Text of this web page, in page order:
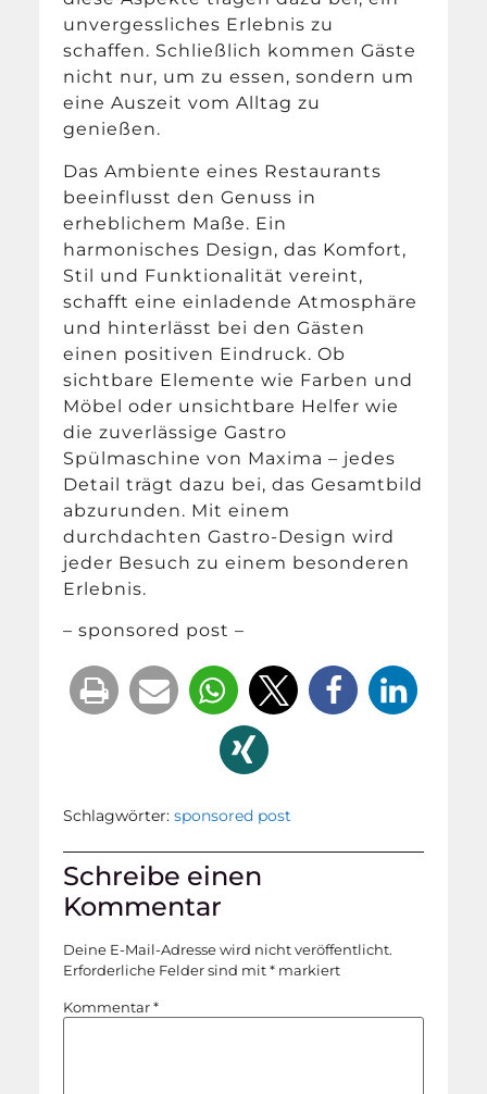
unvergessliches Erlebnis zu
schaffen. Schließlich kommen Gäste
nicht nur, um zu essen, sondern um
eine Auszeit vom Alltag zu
genießen.
Das Ambiente eines Restaurants
beeinflusst den Genuss in
erheblichem Maße. Ein
harmonisches Design, das Komfort,
Stil und Funktionalität vereint,
schafft eine einladende Atmosphäre
und hinterlässt bei den Gästen
einen positiven Eindruck. Ob
sichtbare Elemente wie Farben und
Möbel oder unsichtbare Helfer wie
die zuverlässige Gastro
Spülmaschine von Maxima – jedes
Detail trägt dazu bei, das Gesamtbild
abzurunden. Mit einem
durchdachten Gastro-Design wird
jeder Besuch zu einem besonderen
Erlebnis.
– sponsored post –
Schlagwörter:sponsored post
Schreibe einen
Kommentar
Deine E-Mail-Adresse wird nicht veröffentlicht.
Erforderliche Felder sind mit* markiert
Kommentar*